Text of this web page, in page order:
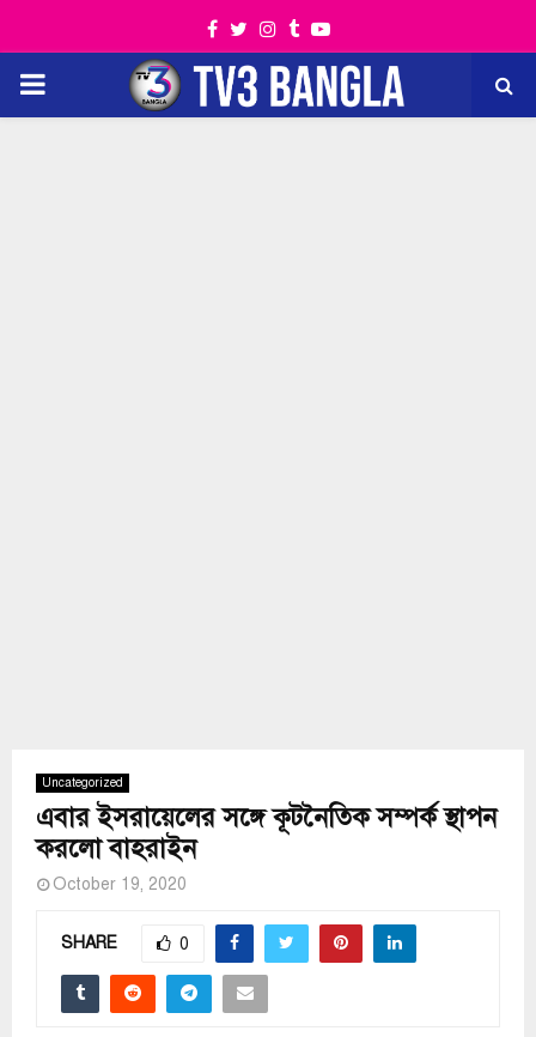
Facebook
TwitterInstagram
TumblrYoutube
PRIMARY
Uncategorized
এবার ইসরায়েলের সঙ্গে কূটনৈতিক সম্পর্ক স্থাপন
করলো বাহরাইন
October 19, 2020
SHARE 0